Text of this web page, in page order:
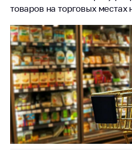
Биржевая торговля
Выставочная
деятельность в
Республике
Беларусь
Защита
персональных
данных
Новости
Обратиться в МАРТ
товаров на торговых местах